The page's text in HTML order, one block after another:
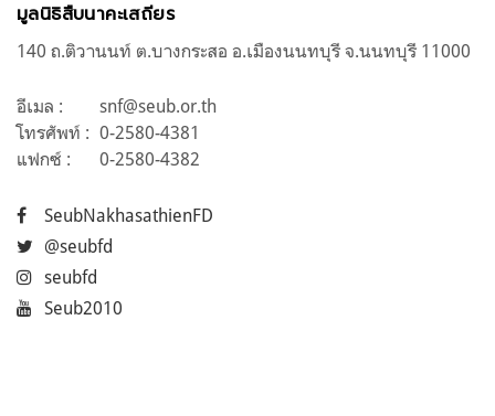
มูลนิธิสืบนาคะเสถียร
140 ถ.ติวานนท์ ต.บางกระสอ อ.เมืองนนทบุรี จ.นนทบุรี 11000
อีเมล :
snf@seub.or.th
โทรศัพท์ : 0-2580-4381
แฟกซ์ :
0-2580-4382
SeubNakhasathienFD
@seubfd
seubfd
Seub2010